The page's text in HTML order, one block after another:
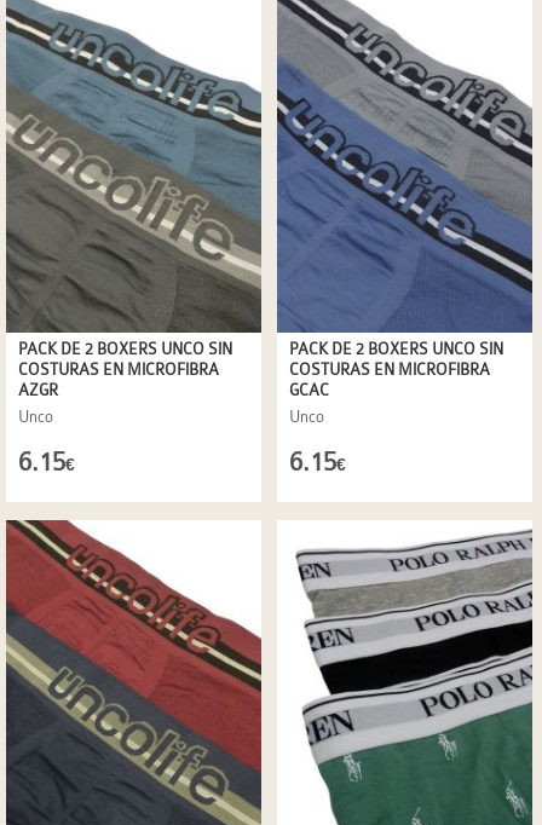
PACK DE 2 BOXERS UNCO SIN
COSTURAS EN MICROFIBRA
AZGR
Unco
6.15€
PACK DE 2 BOXERS UNCO SIN
COSTURAS EN MICROFIBRA
GCAC
Unco
6.15€